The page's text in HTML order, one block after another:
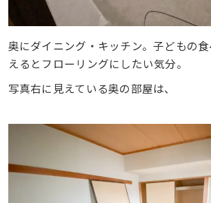
奥にダイニング・キッチン。子どもの
えるとフローリングにしたい気分。
写真右に見えている奥の部屋は、